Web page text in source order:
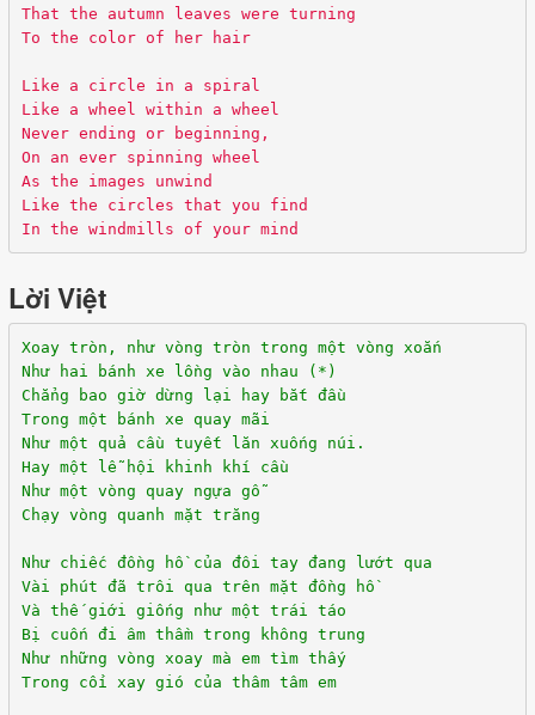
That the autumn leaves were turning
To the color of her hair
Like a circle in a spiral
Like a wheel within a wheel
Never ending or beginning,
On an ever spinning wheel
As the images unwind
Like the circles that you find
In the windmills of your mind
Lời Việt
Xoay tròn, như vòng tròn trong một vòng xoắn
Như hai bánh xe lồng vào nhau (*)
Chẳng bao giờ dừng lại hay bắt đầu
Trong một bánh xe quay mãi
Như một quả cầu tuyết lăn xuống núi.
Hay một lễ hội khinh khí cầu
Như một vòng quay ngựa gỗ
Chạy vòng quanh mặt trăng
Như chiếc đồng hồ của đôi tay đang lướt qua
Vài phút đã trôi qua trên mặt đồng hồ
Và thế giới giống như một trái táo
Bị cuốn đi âm thầm trong không trung
Như những vòng xoay mà em tìm thấy
Trong cối xay gió của thâm tâm em